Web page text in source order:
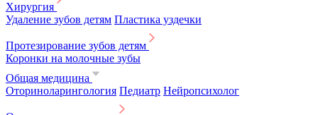
Хирургия
Удаление зубов детям Пластика уздечки
Протезирование зубов детям
Коронки на молочные зубы
Общая медицина
Оториноларингология Педиатр Нейропсихолог